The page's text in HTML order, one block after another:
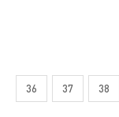
36 37 38